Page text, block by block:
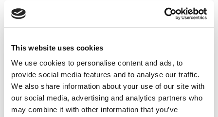
This website uses cookies
We use cookies to personalise content and ads, to
provide social media features and to analyse our traffic.
We also share information about your use of our site with
our social media, advertising and analytics partners who
may combine it with other information that you’ve
po prostu w jakimś momencie ludzie zorientują,
że nagle nikt nie uczy się parkować,
bo samochody robią to same, w sklepach jest
a programy telewizyjne odeszły do historii,
bo ramówka stacji dostosowuje się indywidualnie
do upodobań każdego odbiorcy.
Stoimy u progu świata nie tyle augmented reality,
ileaugmented behaviour, w którym marki
przechodzą na inną stronę mocy – staną się